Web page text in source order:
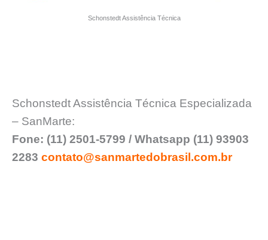
Schonstedt Assistência Técnica
Schonstedt Assistência Técnica Especializada
– SanMarte:
Fone: (11) 2501-5799 / Whatsapp (11) 93903
2283 contato@sanmartedobrasil.com.br